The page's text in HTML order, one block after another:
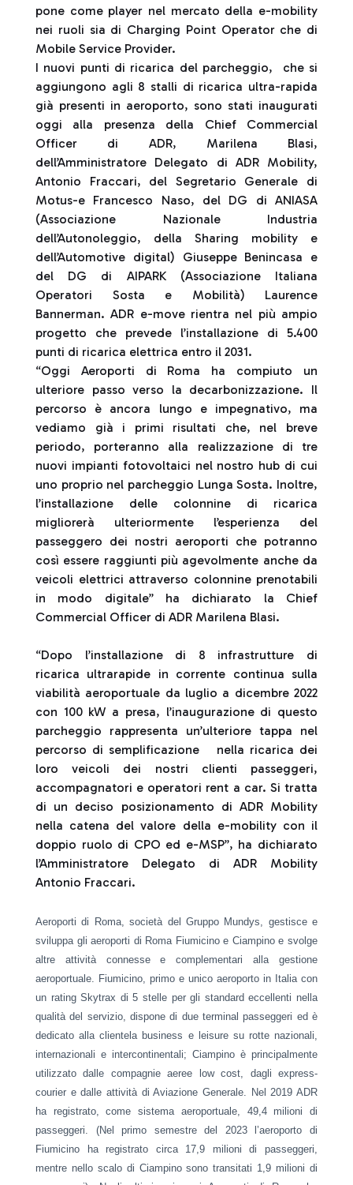
pone come player nel mercato della e-mobility
nei ruoli sia di Charging Point Operator che di
Mobile Service Provider.
I nuovi punti di ricarica del parcheggio, che si
aggiungono agli 8 stalli di ricarica ultra-rapida
già presenti in aeroporto, sono stati inaugurati
oggi alla presenza della Chief Commercial
Officer di ADR, Marilena Blasi,
dell’Amministratore Delegato di ADR Mobility,
Antonio Fraccari, del Segretario Generale di
Motus-e Francesco Naso, del DG di ANIASA
(Associazione Nazionale Industria
dell’Autonoleggio, della Sharing mobility e
dell’Automotive digital) Giuseppe Benincasa e
del DG di AIPARK (Associazione Italiana
Operatori Sosta e Mobilità) Laurence
Bannerman. ADR e-move rientra nel più ampio
progetto che prevede l’installazione di 5.400
punti di ricarica elettrica entro il 2031.
“Oggi Aeroporti di Roma ha compiuto un
ulteriore passo verso la decarbonizzazione. Il
percorso è ancora lungo e impegnativo, ma
vediamo già i primi risultati che, nel breve
periodo, porteranno alla realizzazione di tre
nuovi impianti fotovoltaici nel nostro hub di cui
uno proprio nel parcheggio Lunga Sosta. Inoltre,
l’installazione delle colonnine di ricarica
migliorerà ulteriormente l’esperienza del
passeggero dei nostri aeroporti che potranno
così essere raggiunti più agevolmente anche da
veicoli elettrici attraverso colonnine prenotabili
in modo digitale” ha dichiarato la Chief
Commercial Officer di ADR Marilena Blasi.
“Dopo l’installazione di 8 infrastrutture di
ricarica ultrarapide in corrente continua sulla
viabilità aeroportuale da luglio a dicembre 2022
con 100 kW a presa, l’inaugurazione di questo
parcheggio rappresenta un’ulteriore tappa nel
percorso di semplificazione nella ricarica dei
loro veicoli dei nostri clienti passeggeri,
accompagnatori e operatori rent a car. Si tratta
di un deciso posizionamento di ADR Mobility
nella catena del valore della e-mobility con il
doppio ruolo di CPO ed e-MSP”, ha dichiarato
l’Amministratore Delegato di ADR Mobility
Antonio Fraccari.
Aeroporti di Roma, società del Gruppo Mundys, gestisce e
sviluppa gli aeroporti di Roma Fiumicino e Ciampino e svolge
altre attività connesse e complementari alla gestione
aeroportuale. Fiumicino, primo e unico aeroporto in Italia con
un rating Skytrax di 5 stelle per gli standard eccellenti nella
qualità del servizio, dispone di due terminal passeggeri ed è
dedicato alla clientela business e leisure su rotte nazionali,
internazionali e intercontinentali; Ciampino è principalmente
utilizzato dalle compagnie aeree low cost, dagli express-
courier e dalle attività di Aviazione Generale. Nel 2019 ADR
ha registrato, come sistema aeroportuale, 49,4 milioni di
passeggeri. (Nel primo semestre del 2023 l’aeroporto di
Fiumicino ha registrato circa 17,9 milioni di passeggeri,
mentre nello scalo di Ciampino sono transitati 1,9 milioni di